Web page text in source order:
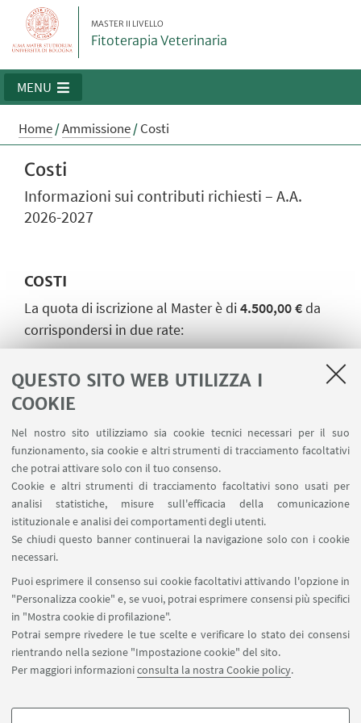
QUESTO SITO WEB UTILIZZA I
COOKIE
Nel nostro sito utilizziamo sia cookie tecnici necessari per il suo
funzionamento, sia cookie e altri strumenti di tracciamento facoltativi
che potrai attivare solo con il tuo consenso.
Cookie e altri strumenti di tracciamento facoltativi sono usati per
analisi statistiche, misure sull'efficacia della comunicazione
istituzionale e analisi dei comportamenti degli utenti.
Se chiudi questo banner continuerai la navigazione solo con i cookie
necessari.
Puoi esprimere il consenso sui cookie facoltativi attivando l'opzione in
"Personalizza cookie" e, se vuoi, potrai esprimere consensi più specifici
in "Mostra cookie di profilazione".
Potrai sempre rivedere le tue scelte e verificare lo stato dei consensi
rientrando nella sezione "Impostazione cookie" del sito.
Per maggiori informazioniconsulta la nostra Cookie policy.
MASTER II LIVELLO
Fitoterapia Veterinaria
MENU
Home/Ammissione/Costi
Costi
Informazioni sui contributi richiesti – A.A.
2026-2027
COSTI
La quota di iscrizione al Master è di4.500,00 €da
corrispondersi in due rate:
seconda rata
Il Master non rientra nella tipologia di corsi per cui
è previsto l’esonero dalla tassa di iscrizione e dai
contributi universitari. Laprima ratadeve essere
pagataall’atto dell’immatricolazione
(tassativamente entro il
modalità illustrate nel bando a pena di esclusione
dal Master.
La seconda rata
deve essere pagata entro il
30/04/2027.I versamenti delle rate successive alla
prima, effettuati oltre la data prefissata, saranno